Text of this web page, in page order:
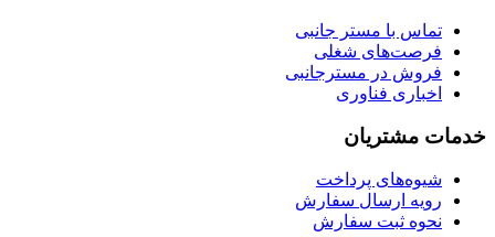
تماس با مستر جانبی
فرصت‌های شغلی
فروش در مسترجانبی
اخباری فناوری
خدمات مشتریان
شیوه‌های پرداخت
رویه ارسال سفارش
نحوه ثبت سفارش